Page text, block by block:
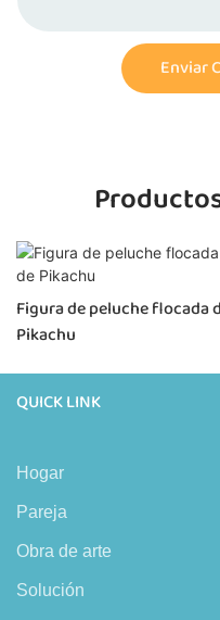
Enviar
Figura de peluche flocada
Pikachu
QUICK LINK
Hogar
Pareja
Obra de arte
Solución